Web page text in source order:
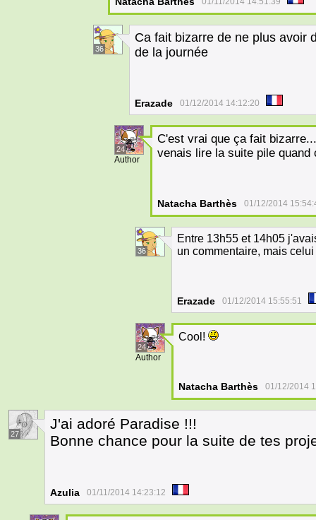
36
Ca fait bizarre de ne plus avoir
de la journée
Erazade 01/12/2014 14:12:20
24
Author
C'est vrai que ça fait
venais lire la suite pile
Natacha Barthès 01/12/2014
36
Entre 13h55 et 14h05
un commentaire, mais
Erazade 01/12/2014 15:55:51
24
Author
Cool!
Natacha Barthès 01/12/2014
27
J'ai adoré Paradise !!!
Bonne chance pour la suite de tes
Azulia 01/11/2014 14:23:12